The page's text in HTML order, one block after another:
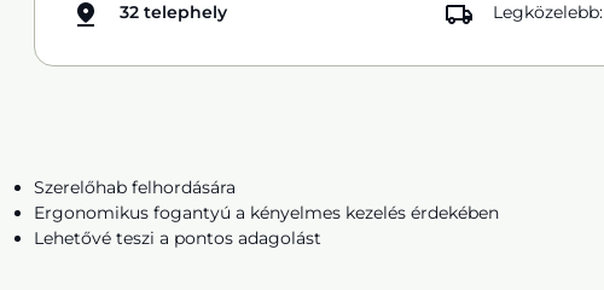
32 telephely Legközelebb:
Szerelőhab felhordására
Ergonomikus fogantyú a kényelmes kezelés érdekében
Lehetővé teszi a pontos adagolást